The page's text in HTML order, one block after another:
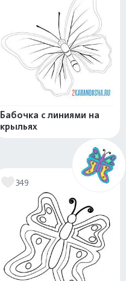
Бабочка с линиями на
крыльях
349